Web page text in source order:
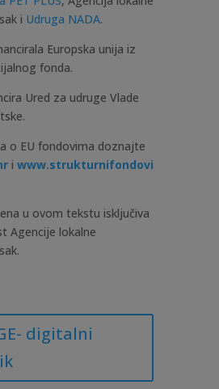
i Udruga NADA.
Europska unija iz
fonda.
Ured za udruge Vlade
o EU fondovima doznajte
i www.strukturnifondovi
u ovom tekstu isključiva
Agencije lokalne
digitalni